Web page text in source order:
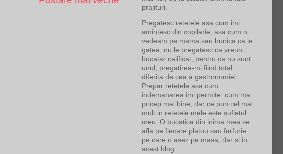
prajituri.
Pregatesc retetele asa cum imi
amintesc din copilarie, asa cum o
vedeam pe mama sau bunica ca le
gatea, nu le pregatesc ca vreun
bucatar calificat, pentru ca nu sunt
unul, pregatirea-mi fiind total
diferita de cea a gastronomiei.
Prepar retetele asa cum
indemanarea imi permite, cum ma
pricep mai bine, dar ce pun cel mai
mult in retetele mele este sufletul
meu. O bucatica din inima mea se
afla pe fiecare platou sau farfurie
pe care o asez pe masa, dar si in
acest blog.